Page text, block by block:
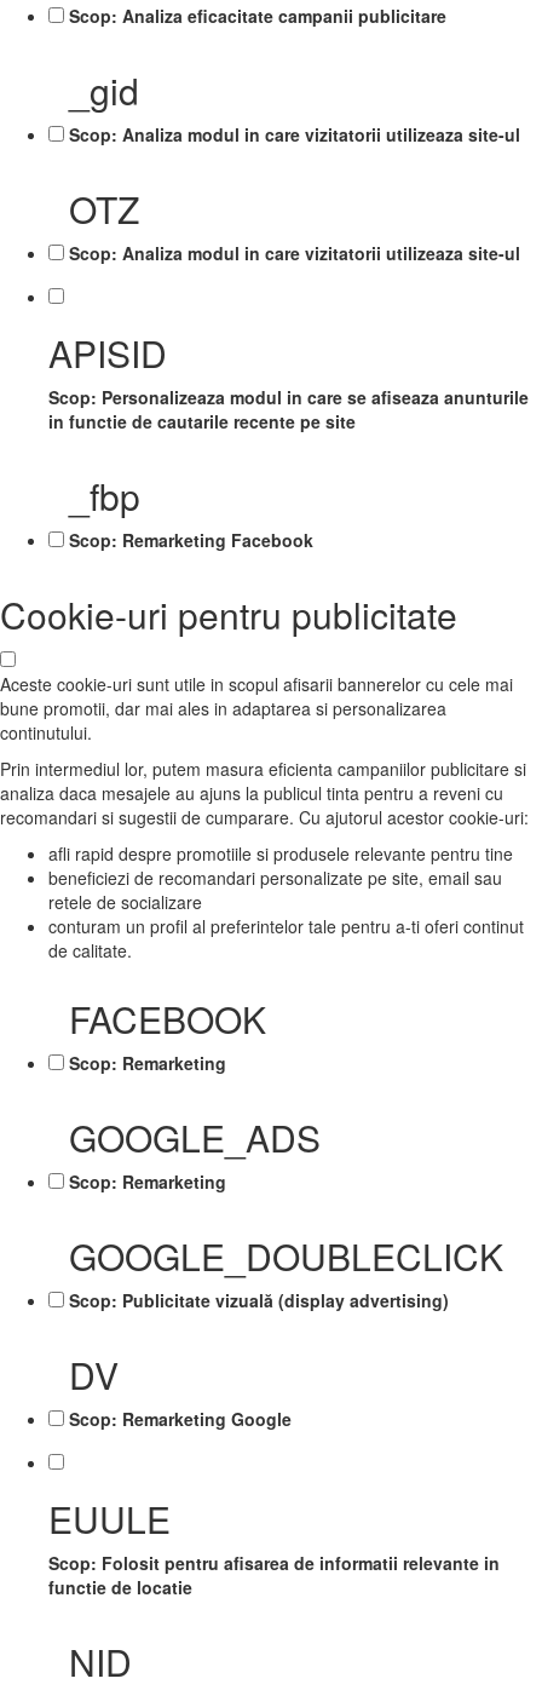
Scop: Analiza eficacitate campanii publicitare
_gid
Scop: Analiza modul in care vizitatorii utilizeaza site-ul
OTZ
Scop: Analiza modul in care vizitatorii utilizeaza site-ul
APISID
Scop: Personalizeaza modul in care se afiseaza anunturile
in functie de cautarile recente pe site
_fbp
Scop: Remarketing Facebook
Cookie-uri pentru publicitate
Aceste cookie-uri sunt utile in scopul afisarii bannerelor cu cele mai
bune promotii, dar mai ales in adaptarea si personalizarea
continutului.
Prin intermediul lor, putem masura eficienta campaniilor publicitare si
analiza daca mesajele au ajuns la publicul tinta pentru a reveni cu
recomandari si sugestii de cumparare. Cu ajutorul acestor cookie-uri:
afli rapid despre promotiile si produsele relevante pentru tine
beneficiezi de recomandari personalizate pe site, email sau
retele de socializare
conturam un profil al preferintelor tale pentru a-ti oferi continut
de calitate.
FACEBOOK
Scop: Remarketing
GOOGLE_ADS
Scop: Remarketing
GOOGLE_DOUBLECLICK
Scop: Publicitate vizuală (display advertising)
DV
Scop: Remarketing Google
EUULE
Scop: Folosit pentru afisarea de informatii relevante in
functie de locatie
NID